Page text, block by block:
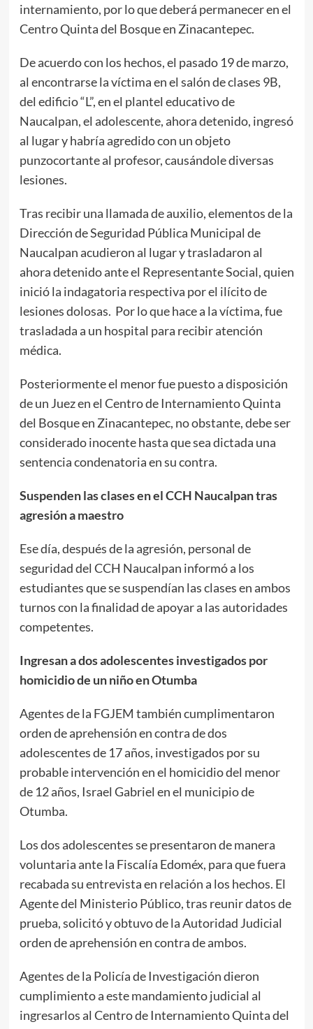
internamiento, por lo que deberá permanecer en el
Centro Quinta del Bosque en Zinacantepec.
De acuerdo con los hechos, el pasado 19 de marzo,
al encontrarse la víctima en el salón de clases 9B,
del edificio “L”, en el plantel educativo de
Naucalpan, el adolescente, ahora detenido, ingresó
al lugar y habría agredido con un objeto
punzocortante al profesor, causándole diversas
lesiones.
Tras recibir una llamada de auxilio, elementos de la
Dirección de Seguridad Pública Municipal de
Naucalpan acudieron al lugar y trasladaron al
ahora detenido ante el Representante Social, quien
inició la indagatoria respectiva por el ilícito de
lesiones dolosas. Por lo que hace a la víctima, fue
trasladada a un hospital para recibir atención
médica.
Posteriormente el menor fue puesto a disposición
de un Juez en el Centro de Internamiento Quinta
del Bosque en Zinacantepec, no obstante, debe ser
considerado inocente hasta que sea dictada una
sentencia condenatoria en su contra.
Suspenden las clases en el CCH Naucalpan tras
agresión a maestro
Ese día, después de la agresión, personal de
seguridad del CCH Naucalpan informó a los
estudiantes que se suspendían las clases en ambos
turnos con la finalidad de apoyar a las autoridades
competentes.
Ingresan a dos adolescentes investigados por
homicidio de un niño en Otumba
Agentes de la FGJEM también cumplimentaron
orden de aprehensión en contra de dos
adolescentes de 17 años, investigados por su
probable intervención en el homicidio del menor
de 12 años, Israel Gabriel en el municipio de
Otumba.
Los dos adolescentes se presentaron de manera
voluntaria ante la Fiscalía Edoméx, para que fuera
recabada su entrevista en relación a los hechos. El
Agente del Ministerio Público, tras reunir datos de
prueba, solicitó y obtuvo de la Autoridad Judicial
orden de aprehensión en contra de ambos.
Agentes de la Policía de Investigación dieron
cumplimiento a este mandamiento judicial al
ingresarlos al Centro de Internamiento Quinta del